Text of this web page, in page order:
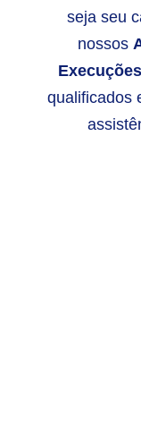
seja seu
nossos
qualificados